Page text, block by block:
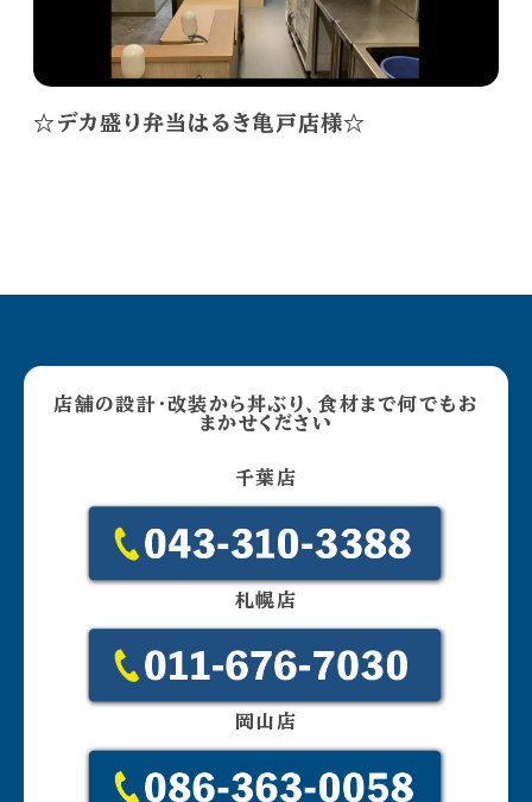
☆デカ盛り弁当はるき亀戸店様☆
店舗の設計・改装から丼ぶり、食材まで何でもお
まかせください
千葉店
札幌店
岡山店